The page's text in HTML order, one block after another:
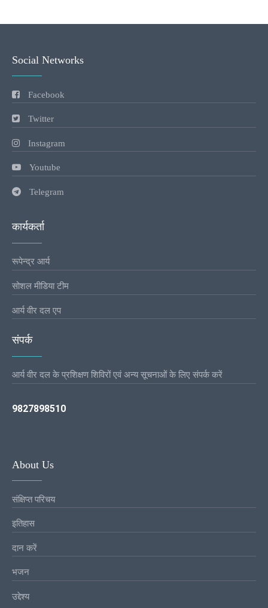
Social Networks
Facebook
Twitter
Instagram
Youtube
Telegram
कार्यकर्ता
रूपेन्द्र आर्य
सोशल मीडिया टीम
आर्य वीर दल एप
संपर्क
आर्य वीर दल के प्रशिक्षण शिविरों एवं अन्य सूचनाओं के लिए संपर्क करें
9827898510
About Us
संक्षिप्त परिचय
इतिहास
दान करें
भजन
उद्देश्य